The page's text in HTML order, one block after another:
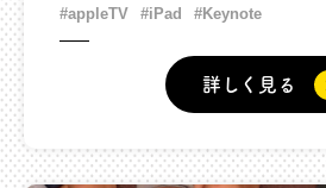
#appleTV #iPad #Keynote
詳しく見る